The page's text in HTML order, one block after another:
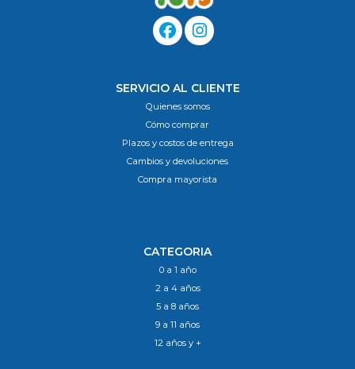
SERVICIO AL CLIENTE
Quienes somos
Cómo comprar
Plazos y costos de entrega
Cambios y devoluciones
Compra mayorista
CATEGORIA
0 a 1 año
2 a 4 años
5 a 8 años
9 a 11 años
12 años y +